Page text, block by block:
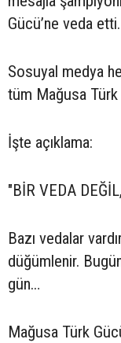
Gücü’ne veda etti.
Sosuyal medya
tüm Mağusa
İşte açıklama:
"BİR VEDA
Bazı vedalar
düğümlenir.
gün…
Mağusa Türk